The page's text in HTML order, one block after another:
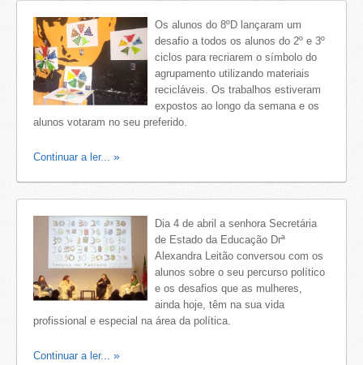
Os alunos do 8ºD lançaram um
desafio a todos os alunos do 2º e 3º
ciclos para recriarem o símbolo do
agrupamento utilizando materiais
recicláveis. Os trabalhos estiveram
expostos ao longo da semana e os
alunos votaram no seu preferido.
Continuar a ler...
Dia 4 de abril a senhora Secretária
de Estado da Educação Drª
Alexandra Leitão conversou com os
alunos sobre o seu percurso político
e os desafios que as mulheres,
ainda hoje, têm na sua vida
profissional e especial na área da política.
Continuar a ler...